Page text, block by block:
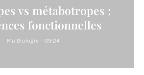
vs métabotropes :
fonctionnelles
Ma Biologie - 09:24